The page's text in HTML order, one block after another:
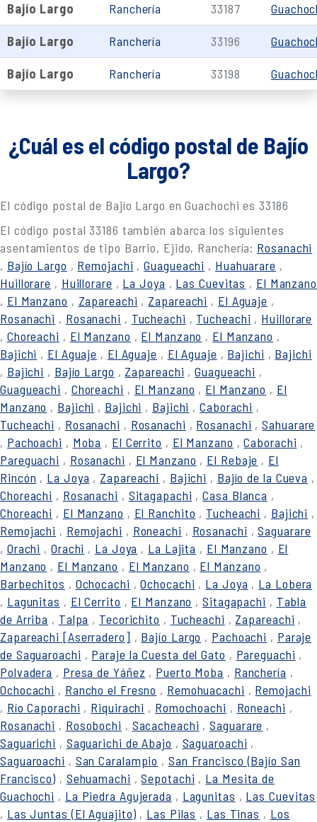
Bajío Largo Ranchería 33187
Bajío Largo Ranchería 33196
Bajío Largo Ranchería 33198
¿Cuál es el código postal de Bajío
Largo?
El código postal de Bajío Largo en Guachochi es 33186
El código postal 33186 también abarca los siguientes
asentamientos de tipo Barrio, Ejido, Ranchería: Rosanachi
, Bajío Largo , Remojachi ,Guagueachi , Huahuarare ,
Huillorare , Huillorare , La Joya , Las Cuevitas , El Manzano
, El Manzano , Zapareachi , Zapareachi , El Aguaje ,
Rosanachi , Rosanachi , Tucheachi , Tucheachi , Huillorare
, Choreachi , El Manzano , El Manzano , El Manzano ,
Bajichi , El Aguaje , El Aguaje , El Aguaje , Bajichi , Bajichi
, Bajichi , Bajío Largo , Zapareachi ,Guagueachi ,
Guagueachi , Choreachi , El Manzano , El Manzano , El
Manzano , Bajichi , Bajichi , Bajichi ,Caborachi ,
Tucheachi , Rosanachi , Rosanachi , Rosanachi ,Sahuarare
, Pachoachi , Moba , El Cerrito , El Manzano ,Caborachi ,
Pareguachi , Rosanachi , El Manzano , El Rebaje , El
Rincón , La Joya , Zapareachi , Bajichi , Bajío de la Cueva ,
Choreachi , Rosanachi , Sitagapachi ,Casa Blanca ,
Choreachi , El Manzano , El Ranchito , Tucheachi , Bajichi ,
Remojachi , Remojachi , Roneachi , Rosanachi ,Saguarare
, Orachi , Orachi , La Joya , La Lajita , El Manzano , El
Manzano , El Manzano , El Manzano , El Manzano ,
Barbechitos , Ochocachi ,Ochocachi , La Joya , La Lobera
, Lagunitas , El Cerrito , El Manzano ,Sitagapachi , Tabla
de Arriba , Talpa , Tecorichito , Tucheachi , Zapareachi ,
Zapareachi [Aserradero] , Bajío Largo , Pachoachi , Paraje
de Saguaroachi , Paraje la Cuesta del Gato , Pareguachi ,
Polvadera , Presa de Yáñez , Puerto Moba , Ranchería ,
Ochocachi , Rancho el Fresno , Remohuacachi , Remojachi
, Río Caporachi , Riquirachi , Romochoachi , Roneachi ,
Rosanachi , Rosobochi , Sacacheachi ,Saguarare ,
Saguarichi , Saguarichi de Abajo , Saguaroachi ,
Saguaroachi , San Caralampio , San Francisco (Bajío San
Francisco) , Sehuamachi ,Sepotachi , La Mesita de
Guachochi , La Piedra Agujerada , Lagunitas , Las Cuevitas
, Las Juntas (El Aguajito) , Las Pilas , Las Tinas , Los